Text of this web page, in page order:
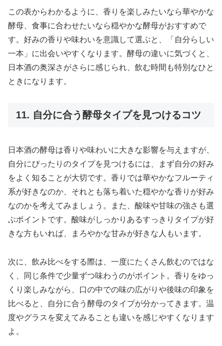
この表からわかるように、香りを楽しみたいなら華やかな
酵母、食事に合わせたいなら穏やかな酵母がおすすめで
す。好みの香りや味わいを意識して選ぶと、「自分らしい
一本」に出会いやすくなります。酵母の違いに気づくと、
日本酒の奥深さがさらに感じられ、飲む時間も特別なひと
ときになります。
11. 自分に合う酵母タイプを見つけるコツ
日本酒の酵母は香りや味わいに大きな影響を与えますが、
自分にぴったりのタイプを見つけるには、まず自分の好み
をよく知ることが大切です。香りでは華やかなフルーティ
系が好きなのか、それとも落ち着いた穏やかな香りが好み
なのかを考えてみましょう。また、酸味や甘味の強さも選
ぶポイントです。酸味がしっかりあるすっきりタイプが好
きな方もいれば、まろやかな甘みが好きな人もいます。
次に、飲み比べをする際は、一度にたくさん飲むのではな
く、同じ条件で少量ずつ味わうのがポイント。香りをゆっ
くり楽しみながら、口の中での味の広がりや後味の印象を
比べると、自分に合う酵母のタイプが分かってきます。温
度やグラスを変えてみることも違いを感じやすくなります
よ。